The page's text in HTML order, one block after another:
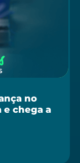
no
chega a